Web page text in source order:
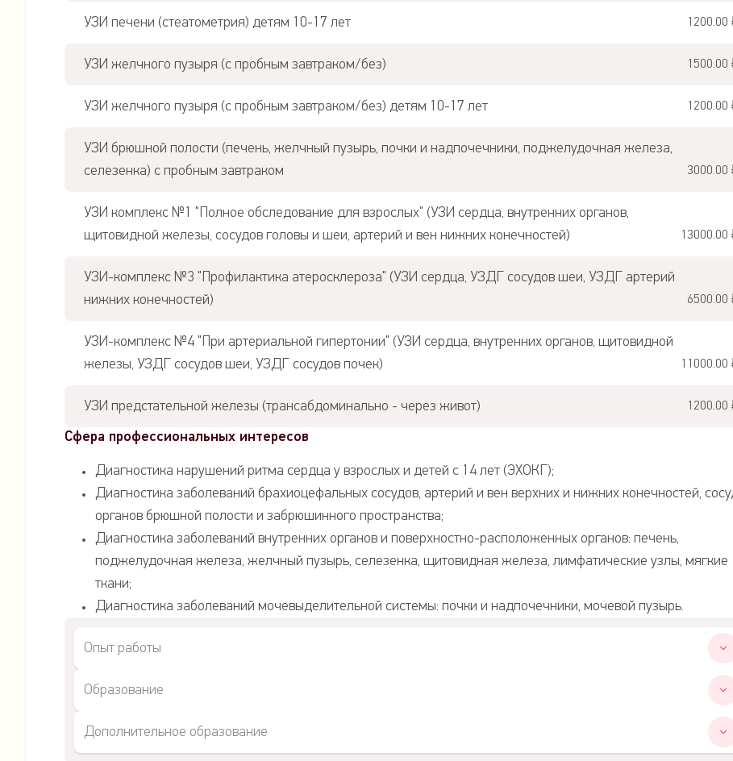
УЗИ печени (стеатометрия) детям 10-17 лет 1200.00
УЗИ желчного пузыря (с пробным завтраком/без) 1500.00
УЗИ желчного пузыря (с пробным завтраком/без) детям 10-17 лет 1200.00
УЗИ брюшной полости (печень, желчный пузырь, почки и надпочечники, поджелудочная железа,
селезенка) с пробным завтраком
3000.00
УЗИ комплекс №1 "Полное обследование для взрослых" (УЗИ сердца, внутренних органов,
щитовидной железы, сосудов головы и шеи, артерий и вен нижних конечностей)
13000.00
УЗИ-комплекс №3 "Профилактика атеросклероза" (УЗИ сердца, УЗДГ сосудов шеи, УЗДГ артерий
нижних конечностей)
6500.00
УЗИ-комплекс №4 "При артериальной гипертонии" (УЗИ сердца, внутренних органов, щитовидной
железы, УЗДГ сосудов шеи, УЗДГ сосудов почек)
11000.00
УЗИ предстательной железы (трансабдоминально - через живот) 1200.00
Сфера профессиональных интересов
Диагностика нарушений ритма сердца у взрослых и детей с 14 лет (ЭХОКГ);
Диагностика заболеваний брахиоцефальных сосудов, артерий и вен верхних и нижних конечностей,
органов брюшной полости и забрюшинного пространства;
Диагностика заболеваний внутренних органов и поверхностно-расположенных органов: печень,
поджелудочная железа, желчный пузырь, селезенка, щитовидная железа, лимфатические узлы, мягкие
ткани;
Диагностика заболеваний мочевыделительной системы: почки и надпочечники, мочевой пузырь.
Опыт работы
Образование
Дополнительное образование